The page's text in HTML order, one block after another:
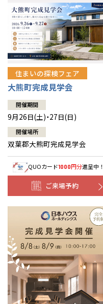
住まいの探検フェア
大熊町完成見学会
開催期間
9月26日(土)・27日(日)
開催場所
双葉郡大熊町完成見学会
QUOカード1000円分進呈中！
ご来場予約